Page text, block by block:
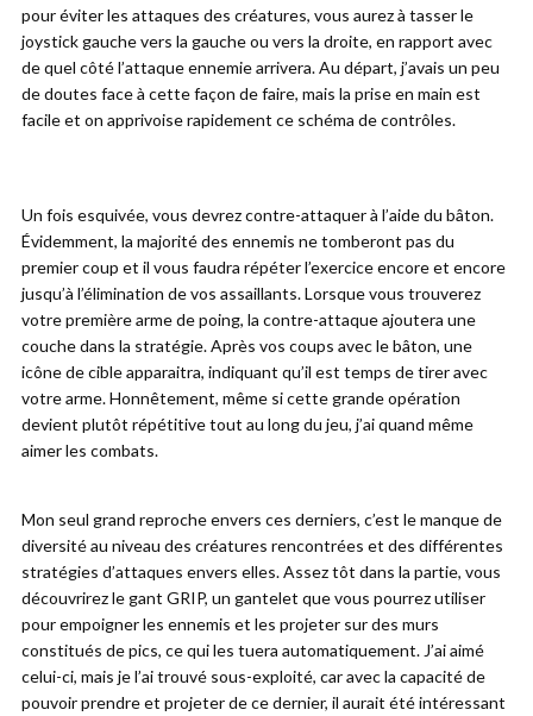
pour éviter les attaques des créatures, vous aurez à tasser le
joystick gauche vers la gauche ou vers la droite, en rapport avec
de quel côté l’attaque ennemie arrivera. Au départ, j’avais un peu
de doutes face à cette façon de faire, mais la prise en main est
facile et on apprivoise rapidement ce schéma de contrôles.
Un fois esquivée, vous devrez contre-attaquer à l’aide du bâton.
Évidemment, la majorité des ennemis ne tomberont pas du
premier coup et il vous faudra répéter l’exercice encore et encore
jusqu’à l’élimination de vos assaillants. Lorsque vous trouverez
votre première arme de poing, la contre-attaque ajoutera une
couche dans la stratégie. Après vos coups avec le bâton, une
icône de cible apparaitra, indiquant qu’il est temps de tirer avec
votre arme. Honnêtement, même si cette grande opération
devient plutôt répétitive tout au long du jeu, j’ai quand même
aimer les combats.
Mon seul grand reproche envers ces derniers, c’est le manque de
diversité au niveau des créatures rencontrées et des différentes
stratégies d’attaques envers elles. Assez tôt dans la partie, vous
découvrirez le gant GRIP, un gantelet que vous pourrez utiliser
pour empoigner les ennemis et les projeter sur des murs
constitués de pics, ce qui les tuera automatiquement. J’ai aimé
celui-ci, mais je l’ai trouvé sous-exploité, car avec la capacité de
pouvoir prendre et projeter de ce dernier, il aurait été intéressant